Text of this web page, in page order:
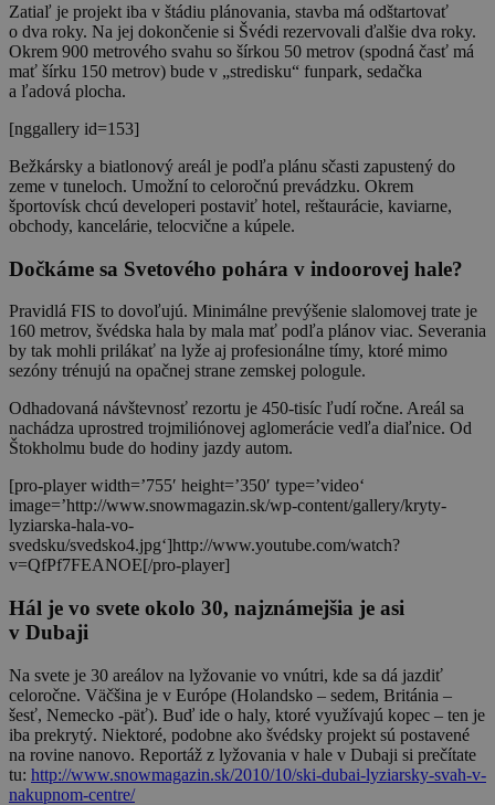
Zatiaľ je projekt iba v štádiu plánovania, stavba má odštartovať
o dva roky. Na jej dokončenie si Švédi rezervovali ďalšie dva roky.
Okrem 900 metrového svahu so šírkou 50 metrov (spodná časť má
mať šírku 150 metrov) bude v „stredisku“ funpark, sedačka
a ľadová plocha.
[nggallery id=153]
Bežkársky a biatlonový areál je podľa plánu sčasti zapustený do
zeme v tuneloch. Umožní to celoročnú prevádzku. Okrem
športovísk chcú developeri postaviť hotel, reštaurácie, kaviarne,
obchody, kancelárie, telocvične a kúpele.
Dočkáme sa Svetového pohára v indoorovej hale?
Pravidlá FIS to dovoľujú. Minimálne prevýšenie slalomovej trate je
160 metrov, švédska hala by mala mať podľa plánov viac. Severania
by tak mohli prilákať na lyže aj profesionálne tímy, ktoré mimo
sezóny trénujú na opačnej strane zemskej pologule.
Odhadovaná návštevnosť rezortu je 450-tisíc ľudí ročne. Areál sa
nachádza uprostred trojmiliónovej aglomerácie vedľa diaľnice. Od
Štokholmu bude do hodiny jazdy autom.
[pro-player width=’755′ height=’350′ type=’video‘
image=’http://www.snowmagazin.sk/wp-content/gallery/kryty-
lyziarska-hala-vo-
svedsku/svedsko4.jpg‘]http://www.youtube.com/watch?
v=QfPf7FEANOE[/pro-player]
Hál je vo svete okolo 30, najznámejšia je asi
v Dubaji
Na svete je 30 areálov na lyžovanie vo vnútri, kde sa dá jazdiť
celoročne. Väčšina je v Európe (Holandsko – sedem, Británia –
šesť, Nemecko -päť). Buď ide o haly, ktoré využívajú kopec – ten je
iba prekrytý. Niektoré, podobne ako švédsky projekt sú postavené
na rovine nanovo. Reportáž z lyžovania v hale v Dubaji si prečítate
tu: http://www.snowmagazin.sk/2010/10/ski-dubai-lyziarsky-svah-v-
nakupnom-centre/